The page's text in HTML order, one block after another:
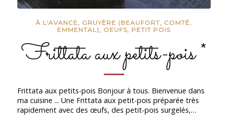
À L'AVANCE, GRUYÈRE (BEAUFORT, COMTÉ,
EMMENTAL), OEUFS, PETIT POIS
Frittata aux petits-pois *
Frittata aux petits-pois Bonjour à tous. Bienvenue dans
ma cuisine ... Une Frittata aux petit-pois préparée très
rapidement avec des œufs, des petit-pois surgelés,…